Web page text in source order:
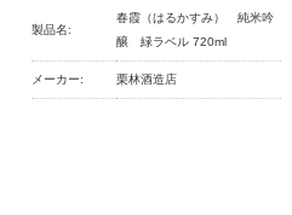
製品名:
春霞（はるかすみ） 純米吟
醸 緑ラベル 720ml
メーカー: 栗林酒造店